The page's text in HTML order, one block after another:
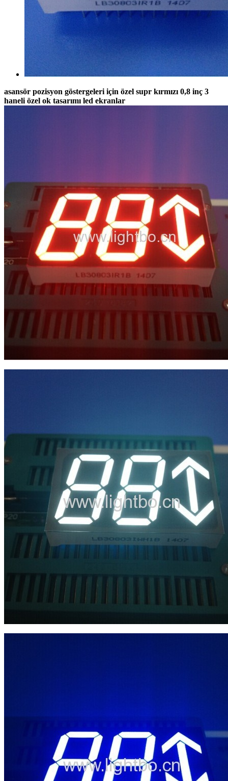
asansör pozisyon göstergeleri için özel supr kırmızı 0,8 inç 3
haneli özel ok tasarımı led ekranlar